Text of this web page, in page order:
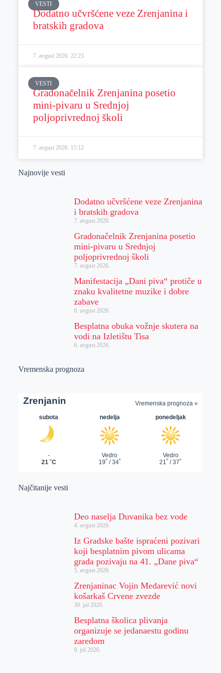
VESTI
Dodatno učvršćene veze Zrenjanina i
bratskih gradova
7. avgust 2026. 22:23
VESTI
Gradonačelnik Zrenjanina posetio
mini-pivaru u Srednjoj
poljoprivrednoj školi
7. avgust 2026. 15:12
Najnovije vesti
Dodatno učvršćene veze Zrenjanina
i bratskih gradova
7. avgust 2026.
Gradonačelnik Zrenjanina posetio
mini-pivaru u Srednjoj
poljoprivrednoj školi
7. avgust 2026.
Manifestacija „Dani piva“ protiče u
znaku kvalitetne muzike i dobre
zabave
6. avgust 2026.
Besplatna obuka vožnje skutera na
vodi na Izletištu Tisa
6. avgust 2026.
Vremenska prognoza
Najčitanije vesti
Deo naselja Duvanika bez vode
4. avgust 2026.
Iz Gradske bašte ispraćeni pozivari
koji besplatnim pivom ulicama
grada pozivaju na 41. „Dane piva“
5. avgust 2026.
Zrenjaninac Vojin Medarević novi
košarkaš Crvene zvezde
30. jul 2026.
Besplatna školica plivanja
organizuje se jedanaestu godinu
zaredom
8. jul 2026.